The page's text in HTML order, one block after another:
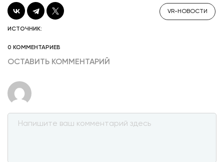
VR-НОВОСТИ
ИСТОЧНИК:
0 КОММЕНТАРИЕВ
ОСТАВИТЬ КОММЕНТАРИЙ